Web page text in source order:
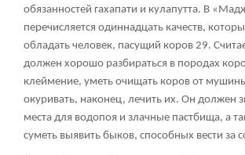
обязанностей гахапати и кулапутта. В
перечисляется одиннадцать качеств,
обладать человек, пасущий коров 29.
должен хорошо разбираться в породах
клеймение, уметь очищать коров от
окуривать, наконец, лечить их. Он должен
места для водопоя и злачные пастбища, а
суметь выявить быков, способных вести за